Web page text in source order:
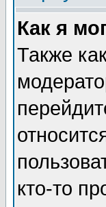
Как я
Также
кто-то